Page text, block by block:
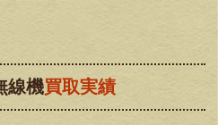
線機買取実績